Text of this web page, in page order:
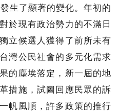
生了顯著的變化。年初的
於現有政治勢力的不滿日
立候選人獲得了前所未有
灣公民社會的多元化需求
的塵埃落定，新一屆的地
措施，試圖回應民眾的訴
帆風順，許多政策的推行